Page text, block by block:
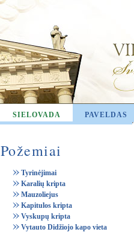
SIELOVADA PAVELDAS
Požemiai
Tyrinėjimai
Karalių kripta
Mauzoliejus
Kapitulos kripta
Vyskupų kripta
Vytauto Didžiojo kapo vieta